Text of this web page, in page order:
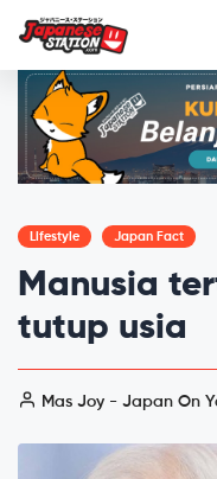
Lifestyle Japan Fact
Manusia
tutup usia
Mas Joy - Japan On